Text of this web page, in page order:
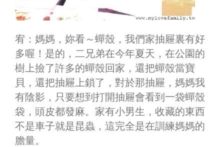
宥：媽媽，妳看～蟬殼，我們家抽屜裏有好
多喔！是的，二兄弟在今年夏天，在公園的
樹上撿了許多的蟬殼回家，還把蟬殼當寶
貝，還把抽屜上鎖了，對於那抽屜，媽媽我
有陰影，只要想到打開抽屜會看到一袋蟬殼
袋，頭皮都發麻。家有小男生，收藏的東西
不是車子就是昆蟲，這完全是在訓練媽媽的
膽量。